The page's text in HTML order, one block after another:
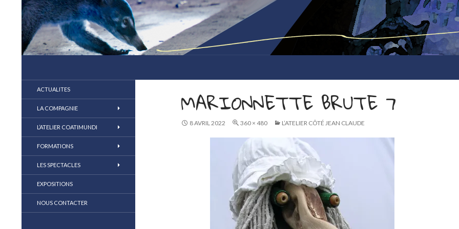
MARIONNETTE BRUTE 7
8 AVRIL 2022 360 × 480 L’ATELIER CÔTÉ JEAN CLAUDE
la marionnette au coeur du jeu
ACTUALITES
LA COMPAGNIE
L’ATELIER COATIMUNDI
FORMATIONS
LES SPECTACLES
EXPOSITIONS
NOUS CONTACTER